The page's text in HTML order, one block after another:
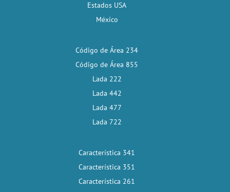
Estados USA
México
Código de Área 234
Código de Área 855
Lada 222
Lada 442
Lada 477
Lada 722
Característica 341
Característica 351
Característica 261